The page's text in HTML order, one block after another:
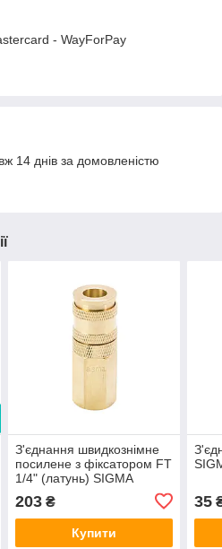
- WayForPay
14 днів за домовленістю
З'єднання швидкознімне
посилене з фіксатором FT
1/4" (латунь) SIGMA
203₴
Купити
35